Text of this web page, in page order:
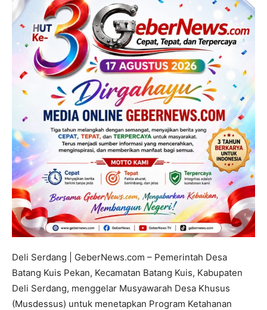
Deli Serdang | GeberNews.com – Pemerintah Desa
Batang Kuis Pekan, Kecamatan Batang Kuis, Kabupaten
Deli Serdang, menggelar Musyawarah Desa Khusus
(Musdessus) untuk menetapkan Program Ketahanan